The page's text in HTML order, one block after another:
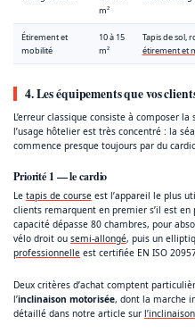
m²
Étirement et
mobilité
10 à 15
m²
Tapis de sol,
étirement et
4. Les équipements que vos
L’erreur classique consiste à composer
l’usage hôtelier est très concentré : la
commence presque toujours par du
Priorité 1 — le cardio
Le tapis de course est l’appareil le plus
clients remarquent en premier s’il est en
capacité dépasse 80 chambres, pour
vélo droit ou semi-allongé, puis un
professionnelle est certifiée EN ISO
Deux critères d’achat comptent
l’inclinaison motorisée, dont la marche
détaillé dans notre article sur